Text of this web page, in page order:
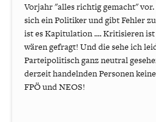
Vorjahr "alles richtig gemacht"
sich ein Politiker und gibt Fehler
ist es Kapitulation .... Kritisieren
wären gefragt! Und die sehe ich
Parteipolitisch ganz neutral
derzeit handelnden Personen
FPÖ und NEOS!